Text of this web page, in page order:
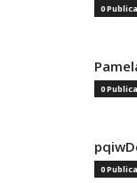
0
0
0